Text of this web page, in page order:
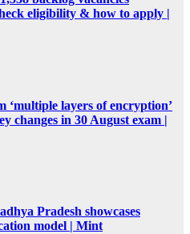
eligibility & how to apply |
‘multiple layers of encryption’
changes in 30 August exam |
Pradesh showcases
model | Mint